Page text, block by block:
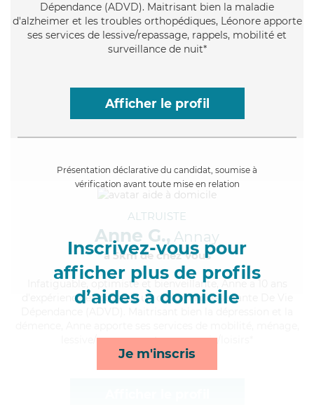
Dépendance (ADVD). Maitrisant bien la maladie
d'alzheimer et les troubles orthopédiques, Léonore apporte
ses services de lessive/repassage, rappels, mobilité et
surveillance de nuit*
Afficher le profil
Présentation déclarative du candidat, soumise à
vérification avant toute mise en relation
Inscrivez-vous pour
afficher plus de profils
d’aides à domicile
Je m'inscris
ALTRUISTE
Anne G., Annay
à 5km de chez Vous
, optimiste et bienveillante, Anne a 10 ans
d'expérience et possède un diplôme d'Assistante De Vie
lessive/repassage et compagnie/loisirs*